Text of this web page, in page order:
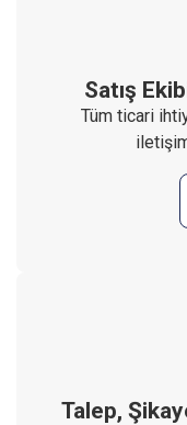
Satış
Tüm ticari
Talep,